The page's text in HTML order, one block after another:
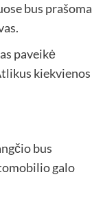
bus prašoma
paveikė
kiekvienos
bus
galo